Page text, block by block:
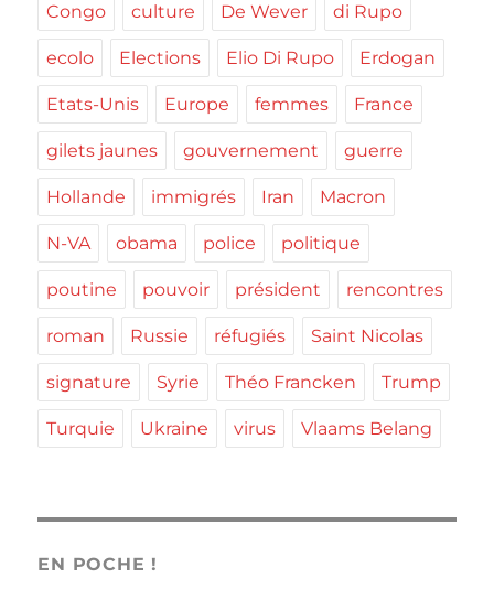
Congo culture De Wever di Rupo
ecolo Elections Elio Di Rupo Erdogan
Etats-Unis Europe femmes France
gilets jaunes gouvernement guerre
Hollande immigrés Iran Macron
N-VA obama police politique
poutine pouvoir président rencontres
roman Russie réfugiés Saint Nicolas
signature Syrie Théo Francken Trump
Turquie Ukraine virus Vlaams Belang
EN POCHE !